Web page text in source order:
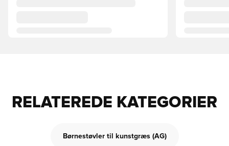
RELATEREDE KATEGORIER
Børnestøvler til kunstgræs (AG)